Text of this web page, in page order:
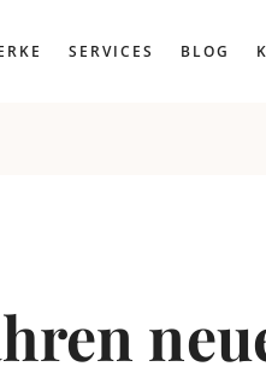
SERVICES BLOG